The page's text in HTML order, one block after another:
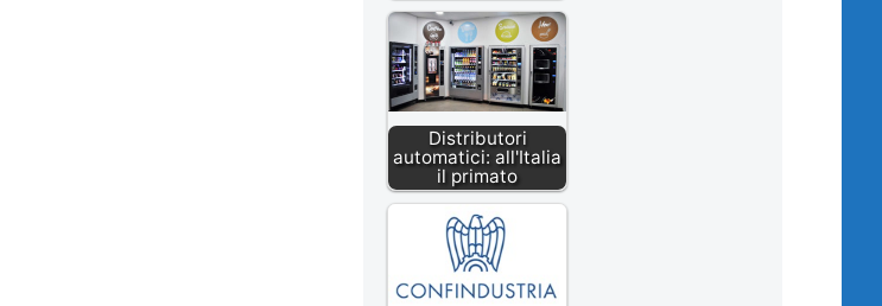
Distributori
automatici: all'Italia
il primato